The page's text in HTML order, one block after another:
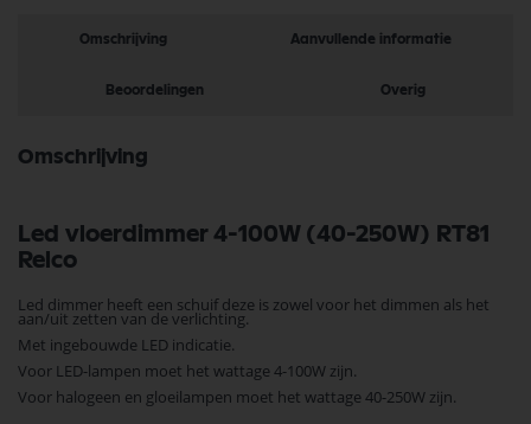
Omschrijving Aanvullende informatie
Beoordelingen Overig
Omschrijving
Led vloerdimmer 4-100W (40-250W) RT81
Relco
Led dimmer heeft een schuif deze is zowel voor het dimmen als het
aan/uit zetten van de verlichting.
Met ingebouwde LED indicatie.
Voor LED-lampen moet het wattage 4-100W zijn.
Voor halogeen en gloeilampen moet het wattage 40-250W zijn.